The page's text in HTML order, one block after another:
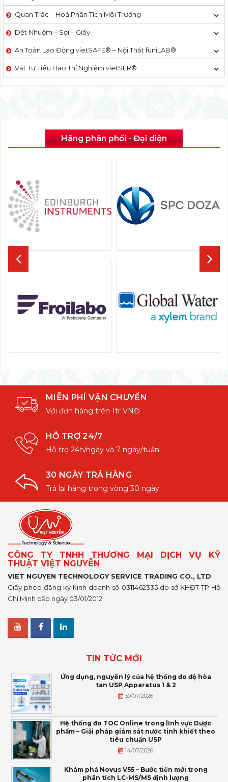
Quan Trắc – Hoá Phân Tích Môi Trường
Dệt Nhuộm – Sợi – Giấy
An Toàn Lao Động vietSAFE® – Nội Thất funiLAB®
Vật Tư Tiêu Hao Thí Nghiệm vietSER®
Hãng phân phối - Đại diện
MIỄN PHÍ VẬN CHUYỂN
Với đơn hàng trên 1tr VNĐ
HỖ TRỢ 24/7
Hỗ trợ 24h/ngày và 7 ngày/tuần
30 NGÀY TRẢ HÀNG
Trả lại hàng trong vòng 30 ngày
CÔNG TY TNHH THƯƠNG MẠI DỊCH VỤ KỸ
THUẬT VIỆT NGUYỄN
VIET NGUYEN TECHNOLOGY SERVICE TRADING CO., LTD
Giấy phép đăng ký kinh doanh số 0311462335 do sở KHĐT TP Hồ
Chí Minh cấp ngày 03/01/2012
TIN TỨC MỚI
Ứng dụng, nguyên lý của hệ thống đo độ hòa
tan USP Apparatus 1 & 2
30/07/2026
Hệ thống đo TOC Online trong lĩnh vực Dược
phẩm – Giải pháp giám sát nước tinh khiết theo
tiêu chuẩn USP
14/07/2026
Khám phá Novus V55 – Bước tiến mới trong
phân tích LC-MS/MS định lượng